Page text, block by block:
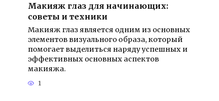
Макияж глаз для начинающих:
советы и техники
Макияж глаз является одним из основных
элементов визуального образа, который
помогает выделиться наряду успешных и
эффективных основных аспектов
макияжа.
1